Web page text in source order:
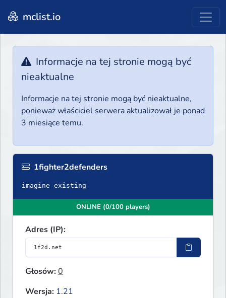
mclist.io
Informacje na tej stronie mogą być
nieaktualne
Informacje na tej stronie mogą być nieaktualne,
ponieważ właściciel serwera aktualizował je ponad
3 miesiące temu.
1fighter2defenders
imagine existing
ONLINE (0/100 players)
Adres (IP):
Głosów:0
Wersja: 1.21